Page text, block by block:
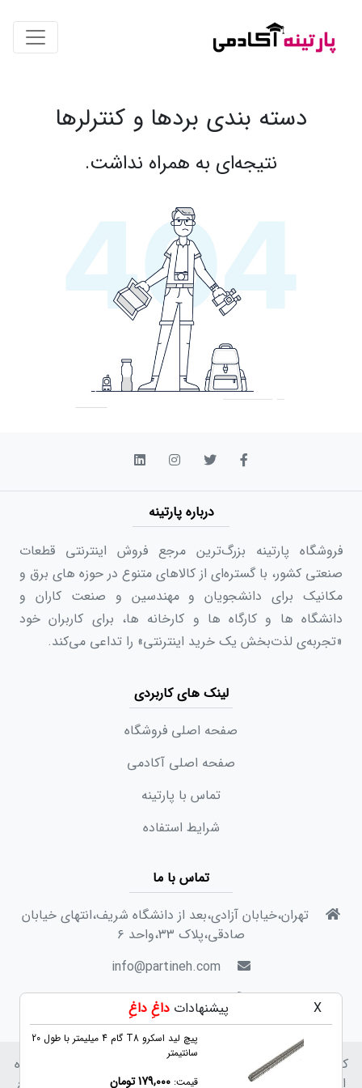
دسته بندی بردها و کنترلرها
نتیجه‌ای به همراه نداشت.
X پیشنهادات داغِ داغِ
پیچ لید اسکرو T8 گام 4 میلیمتر با طول 20
سانتیمتر
قیمت: 179,000 تومان
درباره پارتینه
فروشگاه پارتینه بزرگ‌ترین مرجع فروش اینترنتی قطعات
صنعتی کشور، با گستره‌ای از کالاهای متنوع در حوزه های برق و
مکانیک برای دانشجویان و مهندسین و صنعت کاران و
دانشگاه ها و کارگاه ها و کارخانه ها، برای کاربران خود
«تجربه‌ی لذت‌بخش یک خرید اینترنتی» را تداعی می‌کند.
لینک های کاربردی
صفحه اصلی فروشگاه
صفحه اصلی آکادمی
تماس با پارتینه
شرایط استفاده
تماس با ما
تهران،خیابان آزادی،بعد از دانشگاه شریف،انتهای خیابان
صادقی،پلاک ۳۳،واحد ۶
717 300 91 9821+
کلیه حقوق برای پارتینه محفوظ است. استفاده از مطالب فروشگاه
اینترنتی پارتینه فقط برای مقاصد غیرتجاری و با ذکر منبع بلامانع